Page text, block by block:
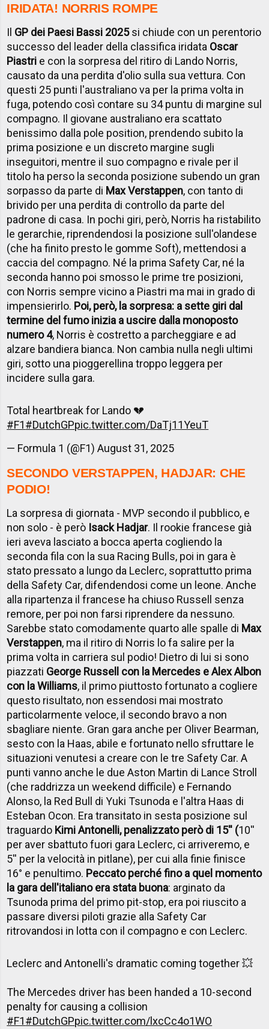
IRIDATA! NORRIS ROMPE
Il GP dei Paesi Bassi 2025si chiude con un perentorio
successo del leader della classifica iridata Oscar
Piastri e con la sorpresa del ritiro di Lando Norris,
causato da una perdita d'olio sulla sua vettura. Con
questi 25 punti l'australiano va per la prima volta in
fuga, potendo così contare su 34 puntu di margine sul
compagno. Il giovane australiano era scattato
benissimo dalla pole position, prendendo subito la
prima posizione e un discreto margine sugli
inseguitori, mentre il suo compagno e rivale per il
titolo ha perso la seconda posizione subendo un gran
sorpasso da parte di Max Verstappen, con tanto di
brivido per una perdita di controllo da parte del
padrone di casa. In pochi giri, però, Norris ha ristabilito
le gerarchie, riprendendosi la posizione sull'olandese
(che ha finito presto le gomme Soft), mettendosi a
caccia del compagno. Né la prima Safety Car, né la
seconda hanno poi smosso le prime tre posizioni,
con Norris sempre vicino a Piastri ma mai in grado di
impensierirlo. Poi, però, la sorpresa: a sette giri dal
termine del fumo inizia a uscire dalla monoposto
numero 4, Norris è costretto a parcheggiare e ad
alzare bandiera bianca. Non cambia nulla negli ultimi
giri, sotto una pioggerellina troppo leggera per
incidere sulla gara.
Total heartbreak for Lando 💔
#F1#DutchGPpic.twitter.com/DaTj11YeuT
— Formula 1 (@F1)August 31, 2025
SECONDO VERSTAPPEN, HADJAR: CHE
PODIO!
La sorpresa di giornata - MVP secondo il pubblico, e
non solo - è però Isack Hadjar. Il rookie francese già
ieri aveva lasciato a bocca aperta cogliendo la
seconda fila con la sua Racing Bulls, poi in gara è
stato pressato a lungo da Leclerc, soprattutto prima
della Safety Car, difendendosi come un leone. Anche
alla ripartenza il francese ha chiuso Russell senza
remore, per poi non farsi riprendere da nessuno.
Sarebbe stato comodamente quarto alle spalle di Max
Verstappen, ma il ritiro di Norris lo fa salire per la
prima volta in carriera sul podio! Dietro di lui si sono
piazzati George Russell con la Mercedes e Alex Albon
con la Williams, il primo piuttosto fortunato a cogliere
questo risultato, non essendosi mai mostrato
particolarmente veloce, il secondo bravo a non
sbagliare niente. Gran gara anche per Oliver Bearman,
sesto con la Haas, abile e fortunato nello sfruttare le
situazioni venutesi a creare con le tre Safety Car. A
punti vanno anche le due Aston Martin di Lance Stroll
(che raddrizza un weekend difficile) e Fernando
Alonso, la Red Bull di Yuki Tsunoda e l'altra Haas di
Esteban Ocon. Era transitato in sesta posizione sul
traguardo Kimi Antonelli, penalizzato però di 15'' (10''
per aver sbattuto fuori gara Leclerc, ci arriveremo, e
5'' per la velocità in pitlane), per cui alla finie finisce
16° e penultimo. Peccato perché fino a quel momento
la gara dell'italiano era stata buona: arginato da
Tsunoda prima del primo pit-stop, era poi riuscito a
passare diversi piloti grazie alla Safety Car
ritrovandosi in lotta con il compagno e con Leclerc.
Leclerc and Antonelli's dramatic coming together 💥
The Mercedes driver has been handed a 10-second
penalty for causing a collision
#F1#DutchGPpic.twitter.com/lxcCc4o1WO